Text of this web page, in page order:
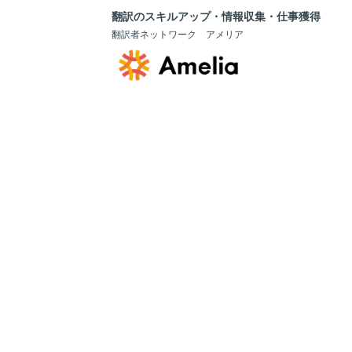
翻訳のスキルアップ・情報収集・仕事獲得
翻訳者ネットワーク アメリア